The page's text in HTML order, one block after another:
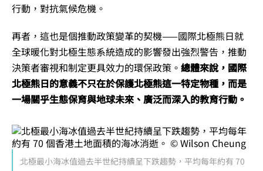
行動，對抗氣候危機。
再者，這也是個推動政策變革的契機——國際北極熊日就
全球暖化對北極生態系統造成的影響發出強烈警告，推動
決策者審視和制定更具效力的環保政策。 總體來說，國際
北極熊日的意義不只在於保護北極熊這一特定物種，而是
一場關乎生態保育與地球未來、廣泛而深入的教育行動。
北極最小海冰值過去半世紀持續呈下跌趨勢，平均每年約有 70